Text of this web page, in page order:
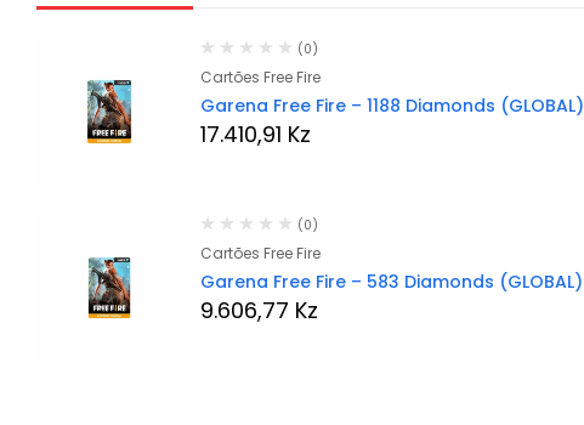
(0)
Cartões Free Fire
Garena Free Fire – 1188 Diamonds (GLOBAL)
17.410,91 Kz
(0)
Cartões Free Fire
Garena Free Fire – 583 Diamonds (GLOBAL)
9.606,77 Kz